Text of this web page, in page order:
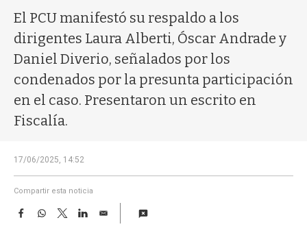
El PCU manifestó su respaldo a los
dirigentes Laura Alberti, Óscar Andrade y
Daniel Diverio, señalados por los
condenados por la presunta participación
en el caso. Presentaron un escrito en
Fiscalía.
17/06/2025, 14:52
Compartir esta noticia
F
W
T
w
L
E